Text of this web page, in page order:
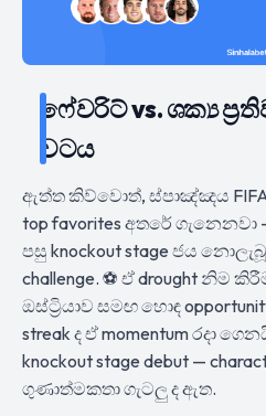
ෆේවරිට් vs. ශක්‍ය
වටය
ඇත්ත කිව්වොත්, ස්පාඤ්ඤය
top favorites අතරේ
පසු knockout stage ජය
challenge. ⚽ ඒ drought නිම
ඔස්ට්‍රියාව සමඟ හොඳ
streak ද ඒ momentum රදා
knockout stage debut —
ගුණාත්මකතා ගැටලු ද ඇත.